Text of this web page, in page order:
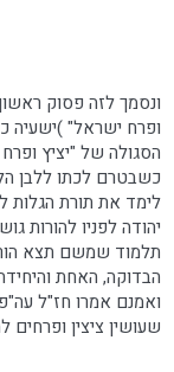
ונסמך לזה פסוק
ופרח ישראל" )ישעיה
הסגולה של "יציץ
כשבטרם לכתו ללבן
לימד את תורת הגלות
יהודה לפניו להורות
תלמוד שמשם תצא
הבדוקה, האחת
ואמנם אמרו חז"ל
שעושין ציצין ופרחים